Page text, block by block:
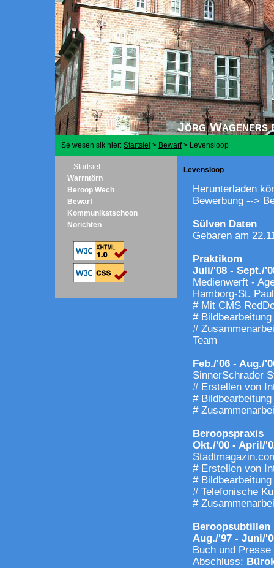
Jörg Wageners
Se wesen sik hier: Startsiet> Bewarf> Levensloop
Startsiet
Warrntörn
Beroop Wech
Bewarf
Kommunikatschoon
Norichten
Levensloop
Herunterladen
Bewerbung -->
Sülven Daten
Gebaren am
Praktikom
Juli/'08 - Sept./
Medienwerft -
Hamborg-St.
# Mit CMS
# Bildbearbeitung
#
Team
Feb./'06 - Aug./
SinnerSchrader
# Erstellen von
#
#
Beroopspraxis
Okt./'00 - April/
# Erstellen von
#
# Telefonische
#
Beroopsubtillen
Aug./'97 - Juni/
Buch und
Abschluss: